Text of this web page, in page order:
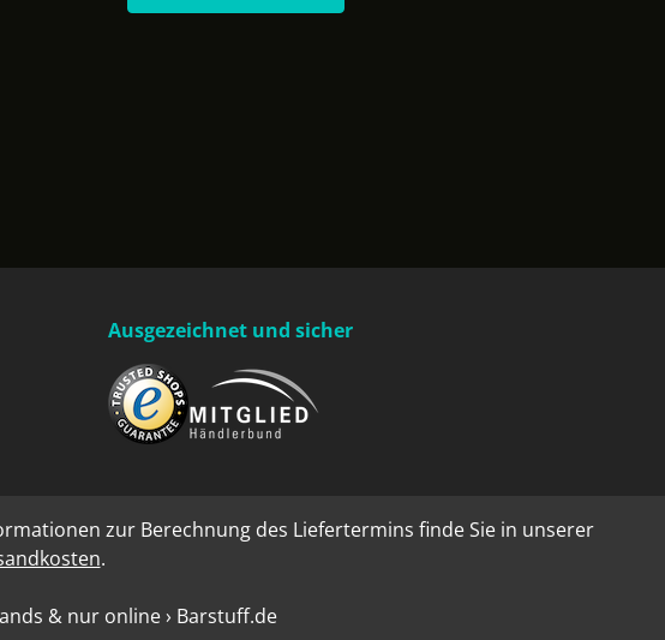
Ausgezeichnet und sicher
zur Berechnung des Liefertermins finde Sie in unserer
.
& nur online › Barstuff.de